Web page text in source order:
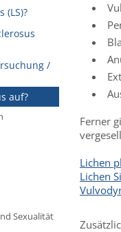
(LS)?
/
auf?
Sexualität
Ferner
Lichen
Lichen